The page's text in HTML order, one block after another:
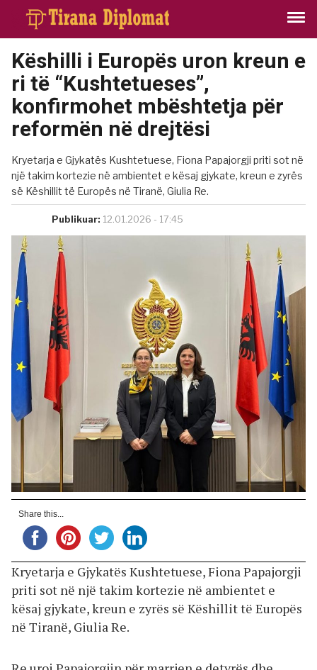
Këshilli i Europës uron kreun e
ri të “Kushtetueses”,
konfirmohet mbështetja për
reformën në drejtësi
Kryetarja e Gjykatës Kushtetuese, Fiona Papajorgji priti sot në
një takim kortezie në ambientet e kësaj gjykate, kreun e zyrës
së Këshillit të Europës në Tiranë, Giulia Re.
Publikuar: 12.01.2026 - 17:45
Share this...
Kryetarja e Gjykatës Kushtetuese, Fiona Papajorgji
priti sot në një takim kortezie në ambientet e
kësaj gjykate, kreun e zyrës së Këshillit të Europës
në Tiranë, Giulia Re.